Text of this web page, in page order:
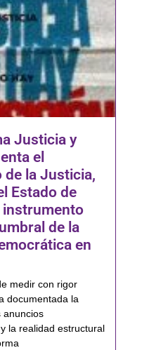
Justicia y
el
de la Justicia,
Estado de
instrumento
de la
en
medir con rigor
documentada la
anuncios
la realidad estructural